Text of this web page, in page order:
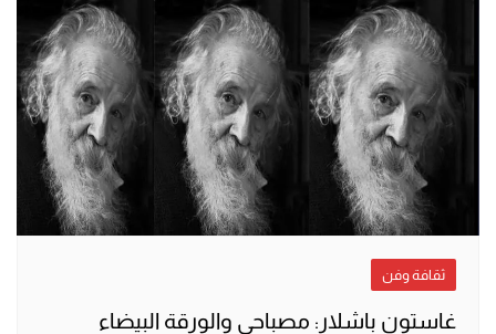
ثقافة وفن
غاستون باشلار: مصباحي والورقة البيضاء